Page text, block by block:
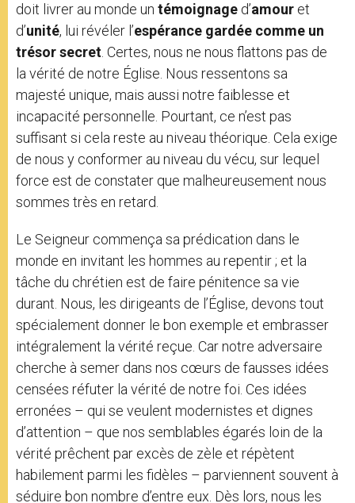
doit livrer au monde un témoignage d’amour et
d’unité, lui révéler l’espérance gardée comme un
trésor secret . Certes, nous ne nous flattons pas de
la vérité de notre Église. Nous ressentons sa
majesté unique, mais aussi notre faiblesse et
incapacité personnelle. Pourtant, ce n’est pas
suffisant si cela reste au niveau théorique. Cela exige
de nous y conformer au niveau du vécu, sur lequel
force est de constater que malheureusement nous
sommes très en retard.
Le Seigneur commença sa prédication dans le
monde en invitant les hommes au repentir ; et la
tâche du chrétien est de faire pénitence sa vie
durant. Nous, les dirigeants de l’Église, devons tout
spécialement donner le bon exemple et embrasser
intégralement la vérité reçue. Car notre adversaire
cherche à semer dans nos cœurs de fausses idées
censées réfuter la vérité de notre foi. Ces idées
erronées – qui se veulent modernistes et dignes
d’attention – que nos semblables égarés loin de la
vérité prêchent par excès de zèle et répètent
habilement parmi les fidèles – parviennent souvent à
séduire bon nombre d’entre eux. Dès lors, nous les